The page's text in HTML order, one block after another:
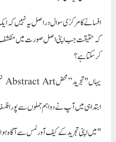
افسانے کا مرکزی سوال دراصل یہ نہیں کہ
کہ حقیقت جب اپنی اصل صورت میں منکشف
کر سکتا ہے؟
یہاں "تجرید” محض Abstract Art نہیں بلکہ وجود کی باطنی حقیقت ہے۔
ابتدا ہی میں آپ نے دو اہم جملوں سے پورا
"میں اپنی تجرید کے کیف آور لمس سے آگاہ